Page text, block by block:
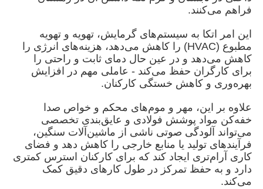
دربارهی ما
کارخانه تور
کنترل کیفیت
تماس با ما
اخبار
فراهم می‌کنند.
این امر اتکا به سیستم‌های گرمایش، تهویه و تهویه
مطبوع (HVAC) را کاهش می‌دهد، هزینه‌های انرژی را
کاهش می‌دهد و در عین حال دمای ثابت و راحتی را
برای کارگران حفظ می‌کند - عاملی مهم در افزایش
بهره‌وری و کاهش خستگی کارکنان.
علاوه بر این، مهر و موم‌های محکم و خواص صدا
خفه‌کن مواد پوشش فولادی و عایق‌بندی تخصصی
می‌تواند آلودگی صوتی ناشی از ماشین‌آلات سنگین،
فرآیندهای تولید یا منابع خارجی را کاهش دهد و فضای
کاری آرام‌تری ایجاد کند که برای کارکنان استرس کمتری
دارد و به حفظ تمرکز در طول کارهای دقیق کمک
می‌کند.